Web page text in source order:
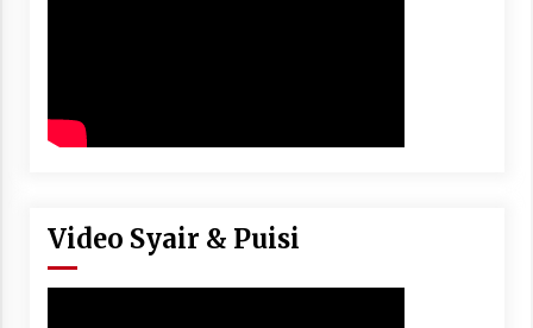
Video Syair & Puisi